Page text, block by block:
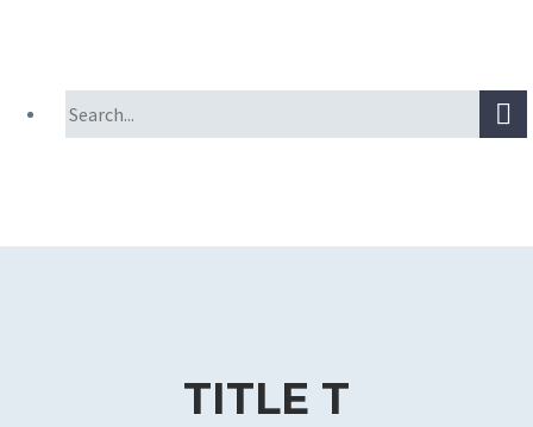
コンサートの記録
座談会・シンポジウムの記録
TITLE T